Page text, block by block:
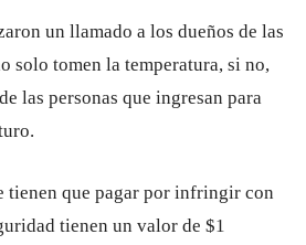
un llamado a los dueños de las
solo tomen la temperatura, si no,
las personas que ingresan para
tienen que pagar por infringir con
tienen un valor de $1